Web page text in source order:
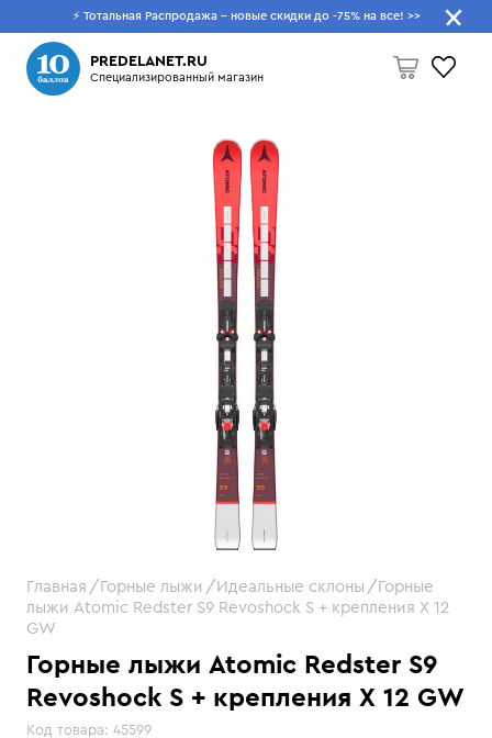
⚡ Тотальная Распродажа - новые скидки до -75% на все! >>
PREDELANET.RU
Специализированный магазин
Что будем искать?
Главная Горные лыжи Идеальные склоны
Горные
лыжи Atomic Redster S9 Revoshock S + крепления X 12
GW
Горные лыжи Atomic Redster S9
Revoshock S + крепления X 12 GW
Код товара: 45599